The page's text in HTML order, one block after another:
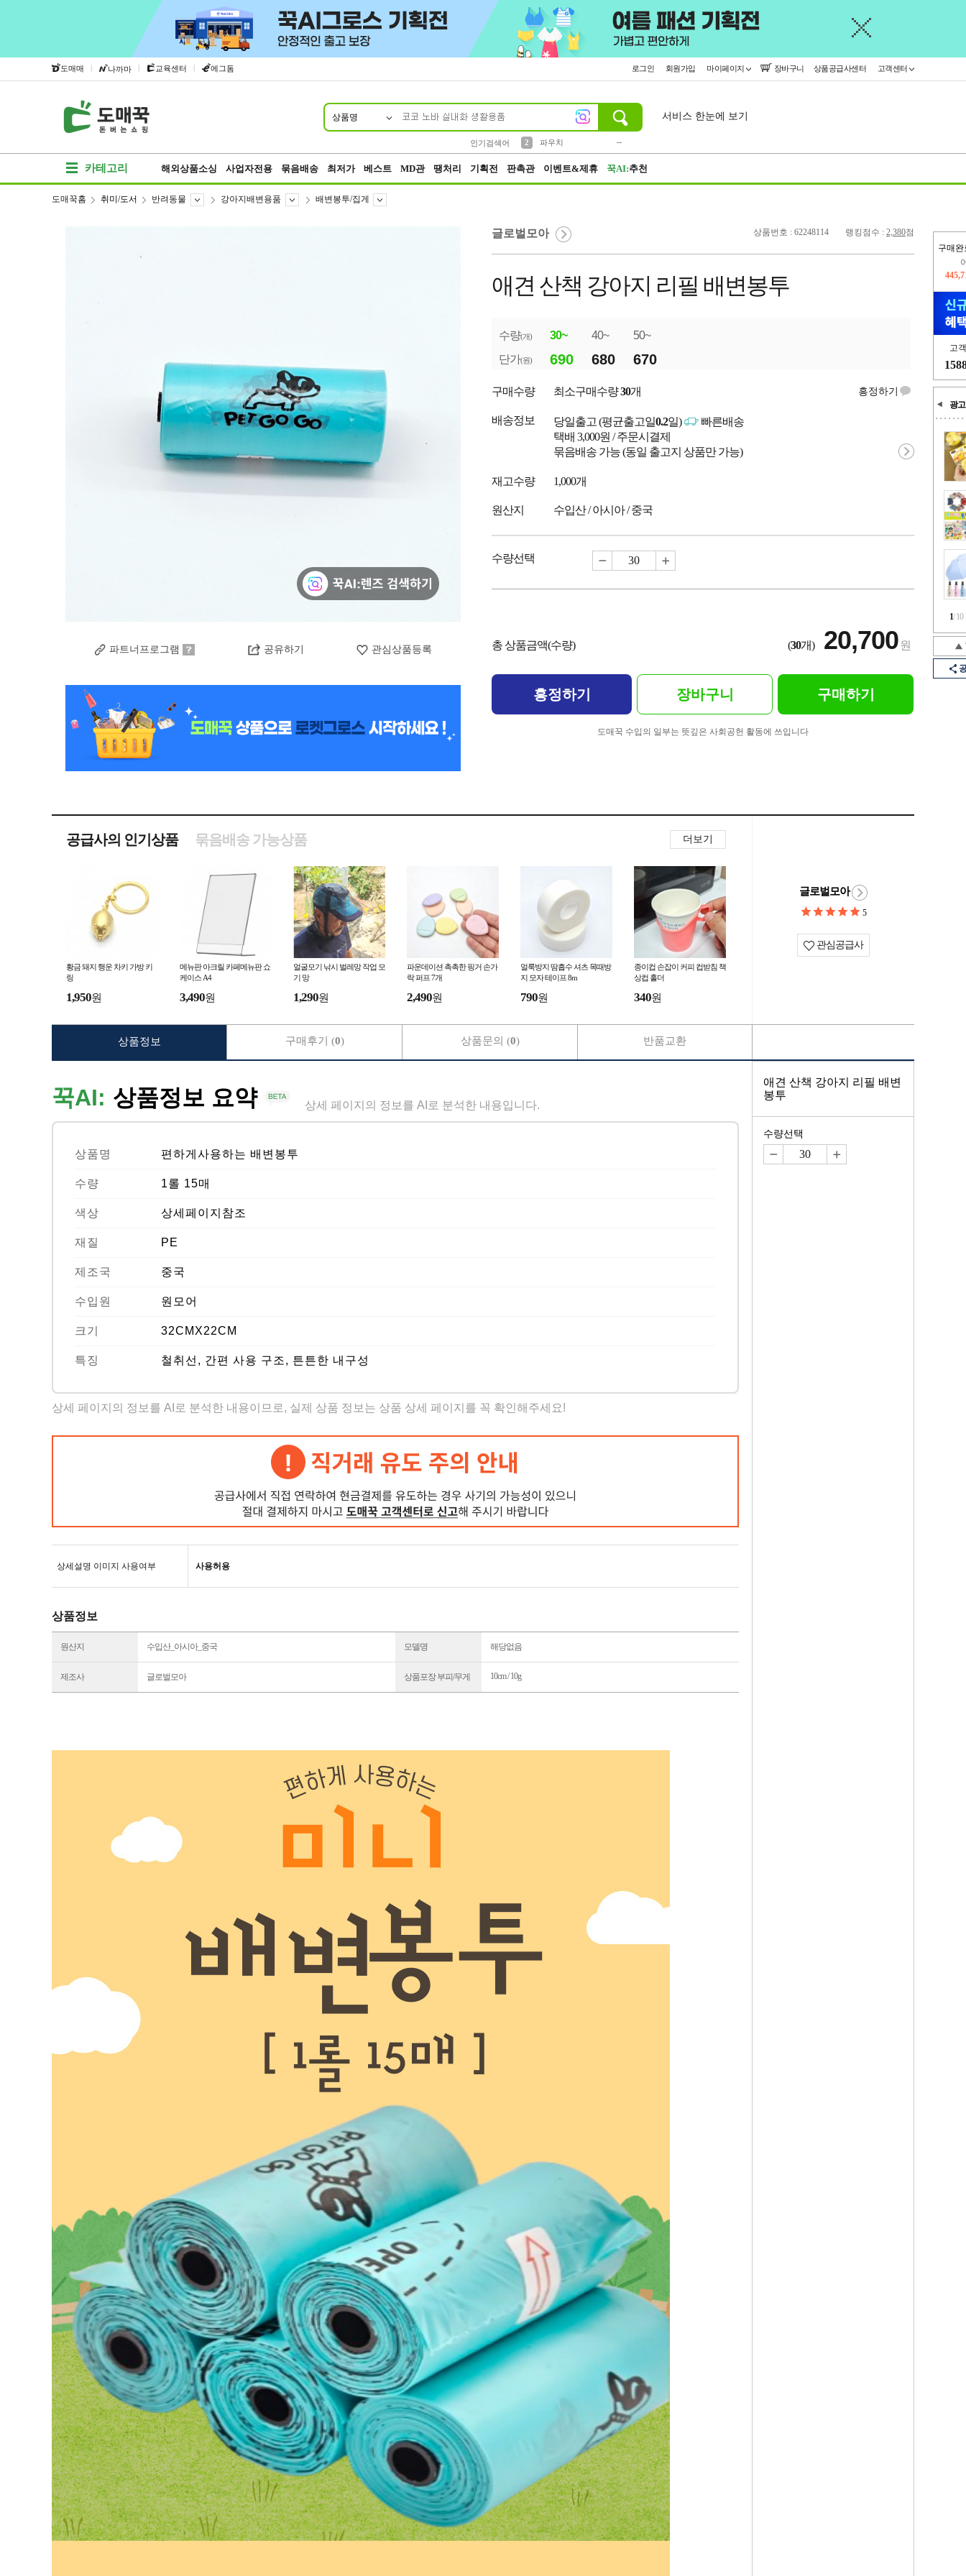
도매매 | 나까마 | 교육센터 | 에그돔 로그인 회원가입 마이페이지 장바구니 상품공급사센터 고객센터
상품명
인기검색어
2
파우치
서비스 한눈에 보기
카테고리 해외상품소싱 사업자전용 묶음배송 최저가 베스트 MD관 땡처리 기획전 판촉관 이벤트&제휴 꾹AI:추천
구매완
오
고
광고
1/10
도매꾹홈 취미/도서 반려동물 강아지배변용품 배변봉투/집게
파트너프로그램 공유하기 관심상품등록
상품번호 : 62248114 랭킹점수 : 2,380점
글로벌모아
애견 산책 강아지 리필 배변봉투
수량(개) 30~ 40~
50~
단가(원) 690 680 670
구매수량 최소구매수량30개 흥정하기
배송정보 당일출고 (평균출고일0.2일)
빠른배송
택배 3,000원 / 주문시결제
묶음배송 가능 (동일 출고지 상품만 가능)
재고수량 1,000개
원산지 수입산 / 아시아 / 중국
수량선택
총 상품금액(수량) (30개) 20,700원
흥정하기 장바구니 구매하기
도매꾹 수입의 일부는 뜻깊은 사회공헌 활동에 쓰입니다
공급사의 인기상품 더보기
묶음배송 가능상품
황금 돼지 행운 차키 가방 키
링
1,950원
메뉴판 아크릴 카페메뉴판 쇼
케이스 A4
3,490원
얼굴모기 낚시 벌레망 작업 모
기 망
1,290원
파운데이션 촉촉한 핑거 손가
락 퍼프 7개
2,490원
얼룩방지 땀흡수 셔츠 목때방
지 모자 테이프 8m
790원
종이컵 손잡이 커피 컵받침 책
상컵 홀더
340원
글로벌모아
5
관심공급사
꾹AI: 상품정보 요약 상세 페이지의 정보를 AI로 분석한 내용입니다.
상품명 편하게사용하는 배변봉투
수량 1롤 15매
색상 상세페이지참조
재질 PE
제조국 중국
수입원 원모어
크기 32CMX22CM
특징 철취선, 간편 사용 구조, 튼튼한 내구성
상세 페이지의 정보를 AI로 분석한 내용이므로, 실제 상품 정보는 상품 상세 페이지를 꼭 확인해주세요!
상세설명 이미지 사용여부 사용허용
상품정보
원산지 수입산_아시아_중국 모델명 해당없음
제조사 글로벌모아 상품포장 부피/무게 10cm / 10g
상품정보 구매후기 (0) 상품문의 (0) 반품교환
애견 산책 강아지 리필 배변
봉투
수량선택